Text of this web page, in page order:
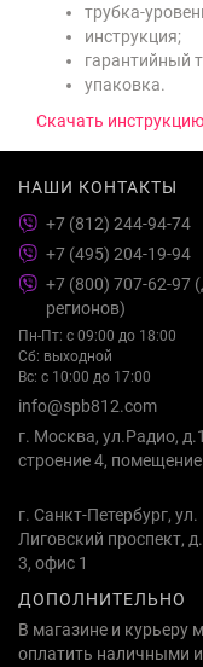
трубка-
инструкция;
гарантийный
упаковка.
Скачать
НАШИ КОНТАКТЫ
+7 (812) 244-94-74
+7 (495) 204-19-94
+7 (800) 707-62-97
регионов)
Пн-Пт: с 09:00 до 18:00
Сб: выходной
Вс: с 10:00 до 17:00
info@spb812.com
г. Москва, ул.Радио,
строение 4, помещение
г. Санкт-Петербург, ул.
Лиговский проспект,
3, офис 1
ДОПОЛНИТЕЛЬНО
В магазине и курьеру
оплатить наличными и